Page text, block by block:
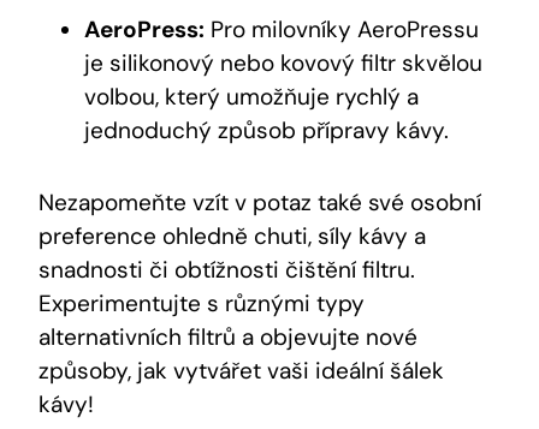
AeroPress: Pro milovníky AeroPressu
je silikonový nebo kovový filtr skvělou
volbou, který umožňuje rychlý a
jednoduchý způsob přípravy kávy.
Nezapomeňte vzít v potaz také své osobní
preference ohledně chuti, síly kávy a
snadnosti či obtížnosti čištění filtru.
Experimentujte s různými typy
alternativních filtrů a objevujte nové
způsoby, jak vytvářet vaši ideální šálek
kávy!